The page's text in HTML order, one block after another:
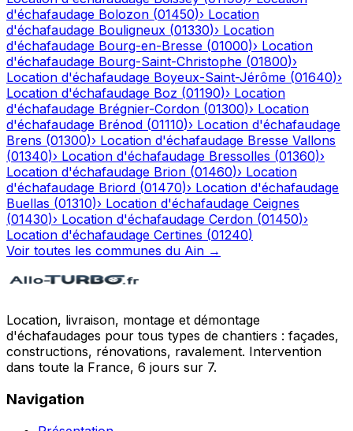
d'échafaudage Bolozon (01450)› Location
d'échafaudage Bouligneux (01330)› Location
d'échafaudage Bourg-en-Bresse (01000)› Location
d'échafaudage Bourg-Saint-Christophe (01800)›
Location d'échafaudage Boyeux-Saint-Jérôme (01640)›
Location d'échafaudage Boz (01190)› Location
d'échafaudage Brégnier-Cordon (01300)› Location
d'échafaudage Brénod (01110)› Location d'échafaudage
Brens (01300)› Location d'échafaudage Bresse Vallons
(01340)› Location d'échafaudage Bressolles (01360)›
Location d'échafaudage Brion (01460)› Location
d'échafaudage Briord (01470)› Location d'échafaudage
Buellas (01310)› Location d'échafaudage Ceignes
(01430)› Location d'échafaudage Cerdon (01450)›
Location d'échafaudage Certines (01240)
Voir toutes les communes du Ain →
Location, livraison, montage et démontage
d'échafaudages pour tous types de chantiers : façades,
constructions, rénovations, ravalement. Intervention
dans toute la France, 6 jours sur 7.
Navigation